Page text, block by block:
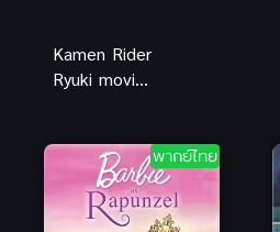
Kamen Rider
Ryuki movie
ครั้งสุดท้าย
ของริวคิ และ
เหล่าไรเดอร์
พากย์ไทย